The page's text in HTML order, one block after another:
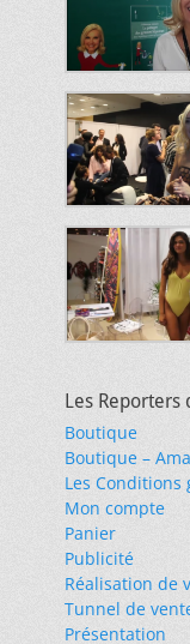
Les Reporters
Boutique
Boutique –
Les Conditions
Mon compte
Panier
Publicité
Réalisation de
Tunnel de
Présentation